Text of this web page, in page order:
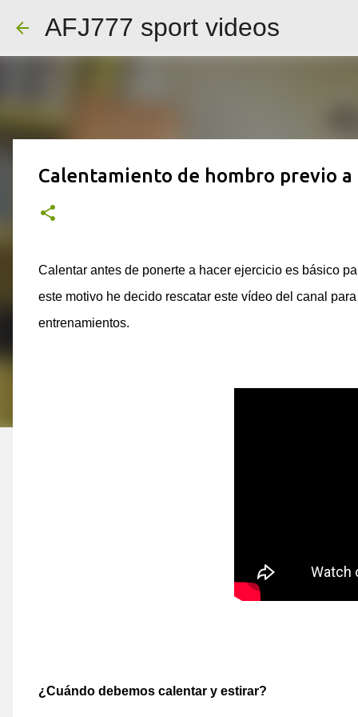
AFJ777 sport videos
Calentamiento de hombro previo
Calentar antes de ponerte a hacer ejercicio es básico
este motivo he decido rescatar este vídeo del canal
entrenamientos.
¿Cuándo debemos calentar y estirar?